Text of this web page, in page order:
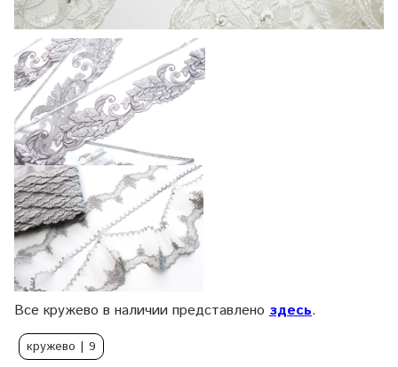
Все кружево в наличии представлено здесь.
кружево | 9